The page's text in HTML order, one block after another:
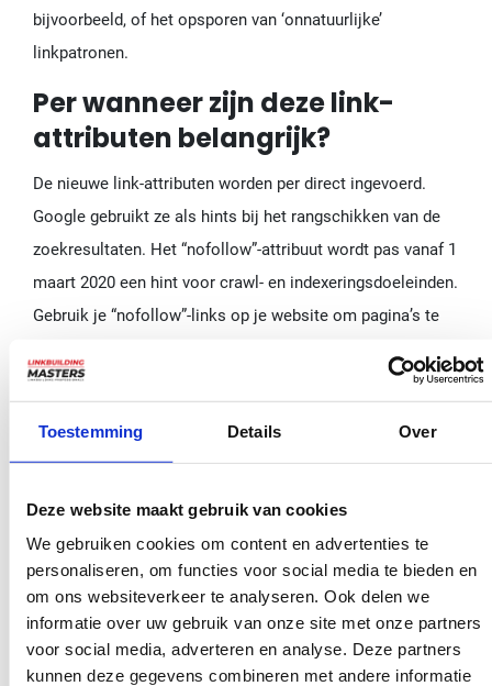
Toestemming Details Over
Deze website maakt gebruik van cookies
We gebruiken cookies om content en advertenties te
personaliseren, om functies voor social media te bieden en
om ons websiteverkeer te analyseren. Ook delen we
informatie over uw gebruik van onze site met onze partners
voor social media, adverteren en analyse. Deze partners
kunnen deze gegevens combineren met andere informatie
bijvoorbeeld, of het opsporen van ‘onnatuurlijke’
linkpatronen.
Per wanneer zijn deze link-
attributen belangrijk?
De nieuwe link-attributen worden per direct ingevoerd.
Google gebruikt ze als hints bij het rangschikken van de
zoekresultaten. Het “nofollow”-attribuut wordt pas vanaf 1
maart 2020 een hint voor crawl- en indexeringsdoeleinden.
Gebruik je “nofollow”-links op je website om pagina’s te
een andere methode
Ga aan de slag en voorkom
problemen
aan omgaat op de juiste manier. Zo voorkom je dat je dat
je door Google bestraft wordt. Heb je wat hulp nodig of
wil je advies? Neem dancontactmet ons op, want we
helpen je graag.